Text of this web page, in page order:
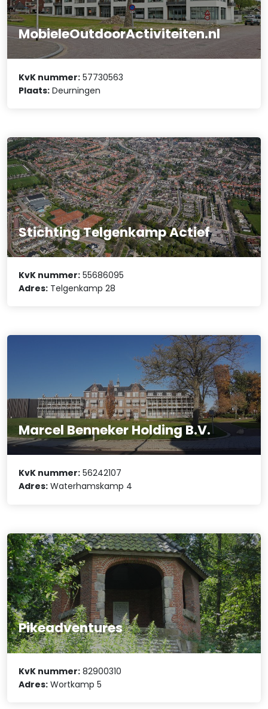
MobieleOutdoorActiviteiten.nl
KvK nummer: 57730563
Plaats: Deurningen
Stichting Telgenkamp Actief
KvK nummer: 55686095
Adres: Telgenkamp 28
Marcel Benneker Holding B.V.
KvK nummer: 56242107
Adres: Waterhamskamp 4
Pikeadventures
KvK nummer: 82900310
Adres: Wortkamp 5